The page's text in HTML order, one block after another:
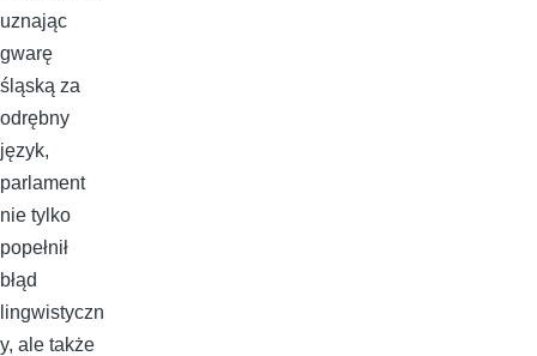
uznając
gwarę
śląską za
odrębny
język,
parlament
nie tylko
popełnił
błąd
lingwistyczn
y, ale także